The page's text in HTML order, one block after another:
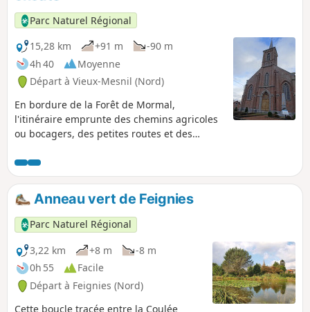
Parc Naturel Régional
15,28 km
+91 m
-90 m
4h 40
Moyenne
Départ à Vieux-Mesnil (Nord)
En bordure de la Forêt de Mormal,
l'itinéraire emprunte des chemins agricoles
ou bocagers, des petites routes et des
Anneau vert de Feignies
Parc Naturel Régional
3,22 km
+8 m
-8 m
0h 55
Facile
Départ à Feignies (Nord)
Cette boucle tracée entre la Coulée